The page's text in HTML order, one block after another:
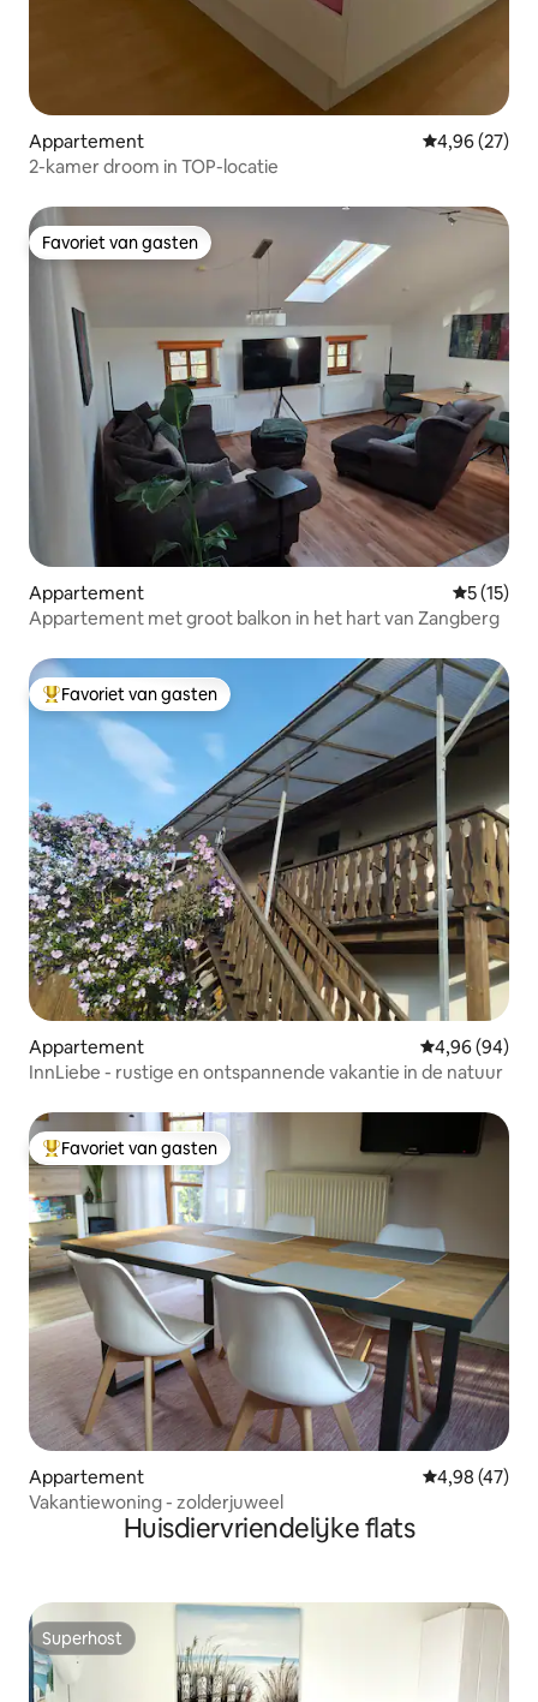
Appartement Gemiddelde
4,96 (27)
2-kamer droom in TOP-locatie
Favoriet van gasten
Favoriet van gasten
Appartement
5 (15)
Appartement met groot balkon in het hart van Zangberg
Topfavoriet van gasten
Favoriet van gasten
Appartement Gemiddelde
4,96 (94)
InnLiebe - rustige en ontspannende vakantie in de natuur
Topfavoriet van gasten
Favoriet van gasten
Appartement Gemiddelde
4,98 (47)
Vakantiewoning - zolderjuweel
Huisdiervriendelijke flats
Superhost
Superhost